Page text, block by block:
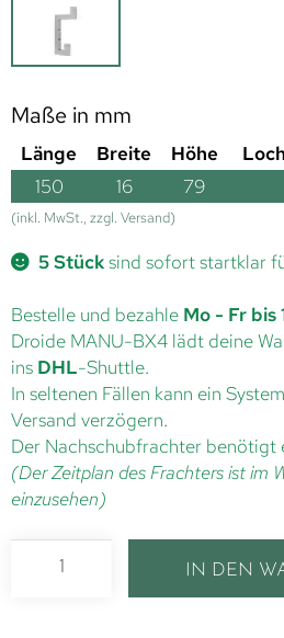
Maße in mm
Länge Breite Höhe
150
16 79
(inkl. MwSt., zzgl. Versand)
5 Stücksind sofort startklar
Bestelle und bezahle Mo - Fr bis
Droide MANU-BX4 lädt deine
ins DHL-Shuttle.
In seltenen Fällen kann ein
Versand verzögern.
Der Nachschubfrachter benötigt
(Der Zeitplan des Frachters ist im
einzusehen)
IN DEN